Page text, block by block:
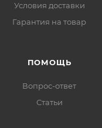
Условия доставки
Гарантия на товар
ПОМОЩЬ
Вопрос-ответ
Статьи